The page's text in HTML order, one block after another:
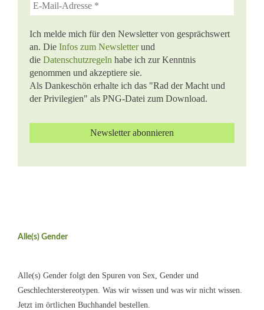
Ich melde mich für den Newsletter von gesprächswert
an. Die Infos zum Newsletterund
die Datenschutzregeln habe ich zur Kenntnis
genommen und akzeptiere sie.
Als Dankeschön erhalte ich das "Rad der Macht und
der Privilegien" als PNG-Datei zum Download.
Alle(s) Gender
Alle(s) Gender folgt den Spuren von Sex, Gender und
Geschlechterstereotypen. Was wir wissen und was wir nicht wissen.
Jetzt im örtlichen Buchhandel bestellen.